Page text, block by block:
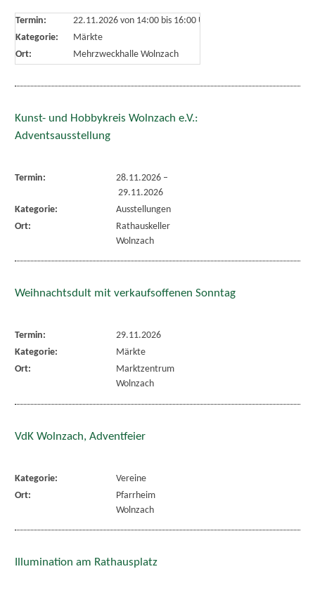
Termin: 22.11.2026 von 14:00bis 16:00 Uhr
Kategorie:
Märkte
Ort:
Mehrzweckhalle Wolnzach
Kunst- und Hobbykreis Wolnzach e.V.:
Adventsausstellung
Termin: 28.11.2026–
29.11.2026
Kategorie:
Ausstellungen
Ort:
Rathauskeller
Wolnzach
Weihnachtsdult mit verkaufsoffenen Sonntag
Termin:
29.11.2026
Kategorie:
Märkte
Ort:
Marktzentrum
Wolnzach
VdK Wolnzach, Adventfeier
Kategorie:
Vereine
Ort:
Pfarrheim
Wolnzach
Illumination am Rathausplatz